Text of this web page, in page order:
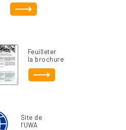
Feuilleter
la brochure
Site de
l’UWA